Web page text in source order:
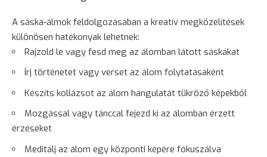
A sáska-álmok feldolgozásában a kreatív megközelítések
különösen hatékonyak lehetnek:
Rajzold le vagy fesd meg az álomban látott sáskákat
Írj történetet vagy verset az álom folytatásaként
Készíts kollázsot az álom hangulatát tükröző képekből
Mozgással vagy tánccal fejezd ki az álomban érzett
érzéseket
Meditálj az álom egy központi képére fókuszálva